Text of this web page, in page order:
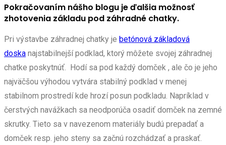
Pokračovaním nášho blogu je ďalšia možnosť
zhotovenia základu pod záhradné chatky.
Pri výstavbe záhradnej chatky je betónová základová
doska najstabilnejší podklad, ktorý môžete svojej záhradnej
chatke poskytnúť. Hodí sa pod každý domček , ale čo je jeho
najväčšou výhodou vytvára stabilný podklad v menej
stabilnom prostredí kde hrozí posun podkladu. Napríklad v
čerstvých navážkach sa neodporúča osadiť domček na zemné
skrutky. Tieto sa v navezenom materiály budú prepadať a
domček resp. jeho steny sa začnú rozchádzať a praskať.